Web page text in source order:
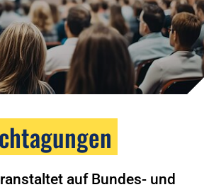
auf Bundes- und